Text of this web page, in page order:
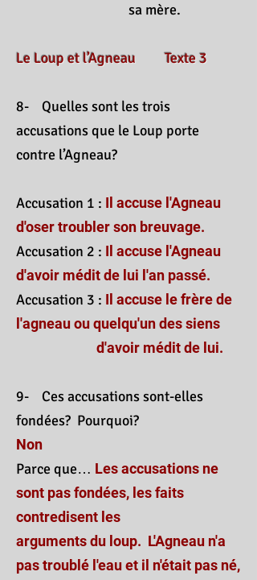
sa mère.
Le Loup et l’Agneau Texte 3
8- Quelles sont les trois
accusations que le Loup porte
contre l’Agneau?
Accusation 1 : Il accuse l'Agneau
d'oser troubler son breuvage.
Accusation 2 : Il accuse l'Agneau
d'avoir médit de lui l'an passé.
Accusation 3 : Il accuse le frère de
l'agneau ou quelqu'un des siens
d'avoir médit de lui.
9- Ces accusations sont-elles
fondées? Pourquoi?
Non
Parce que… Les accusations ne
sont pas fondées, les faits
contredisent les
arguments du loup. L'Agneau n'a
pas troublé l'eau et il n'était pas né,